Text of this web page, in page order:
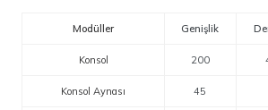
Modüller Genişlik
Konsol 200
Konsol Aynası 45